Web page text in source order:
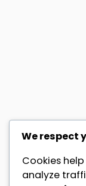
We respect
Cookies
analyze